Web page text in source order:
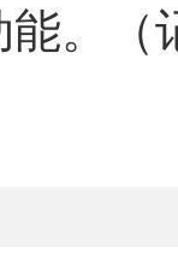
。（